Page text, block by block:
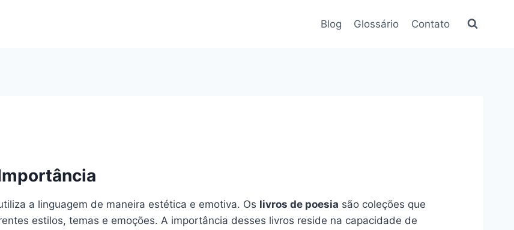
Blog Glossário Contato
a linguagem de maneira estética e emotiva. Os livros de poesia são coleções que
estilos, temas e emoções. A importância desses livros reside na capacidade de